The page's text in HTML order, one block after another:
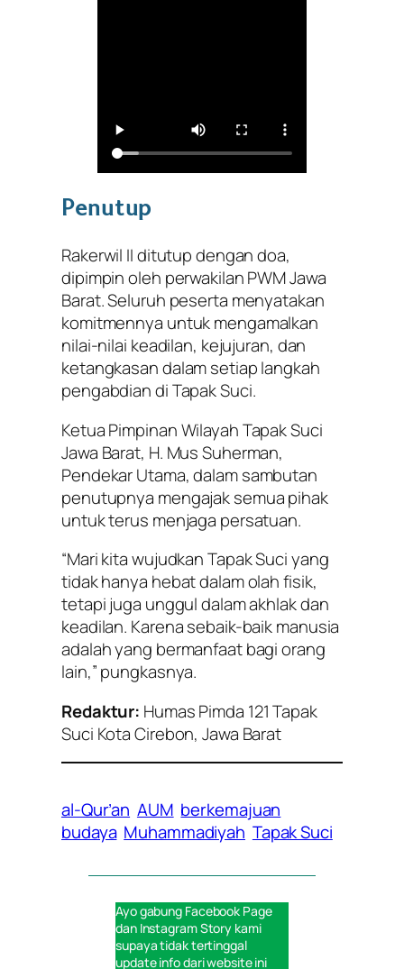
Penutup
Rakerwil II ditutup dengan doa,
dipimpin oleh perwakilan PWM Jawa
Barat. Seluruh peserta menyatakan
komitmennya untuk mengamalkan
nilai-nilai keadilan, kejujuran, dan
ketangkasan dalam setiap langkah
pengabdian di Tapak Suci.
Ketua Pimpinan Wilayah Tapak Suci
Jawa Barat, H. Mus Suherman,
Pendekar Utama, dalam sambutan
penutupnya mengajak semua pihak
untuk terus menjaga persatuan.
“Mari kita wujudkan Tapak Suci yang
tidak hanya hebat dalam olah fisik,
tetapi juga unggul dalam akhlak dan
keadilan. Karena sebaik-baik manusia
adalah yang bermanfaat bagi orang
lain,” pungkasnya.
Redaktur: Humas Pimda 121 Tapak
Suci Kota Cirebon, Jawa Barat
al-Qur’an AUM berkemajuan
budaya Muhammadiyah Tapak Suci
Ayo gabung Facebook Page
dan Instagram Story kami
supaya tidak tertinggal
update info dari website ini